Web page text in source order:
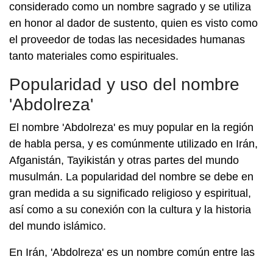
considerado como un nombre sagrado y se utiliza
en honor al dador de sustento, quien es visto como
el proveedor de todas las necesidades humanas
tanto materiales como espirituales.
Popularidad y uso del nombre
'Abdolreza'
El nombre 'Abdolreza' es muy popular en la región
de habla persa, y es comúnmente utilizado en Irán,
Afganistán, Tayikistán y otras partes del mundo
musulmán. La popularidad del nombre se debe en
gran medida a su significado religioso y espiritual,
así como a su conexión con la cultura y la historia
del mundo islámico.
En Irán, 'Abdolreza' es un nombre común entre las